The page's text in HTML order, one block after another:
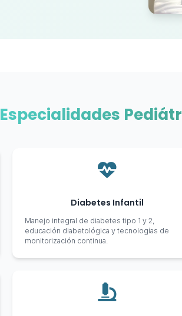
Especialidades
Diabetes Infantil
Manejo integral de diabetes tipo 1 y 2,
educación diabetológica y tecnologías de
monitorización continua.